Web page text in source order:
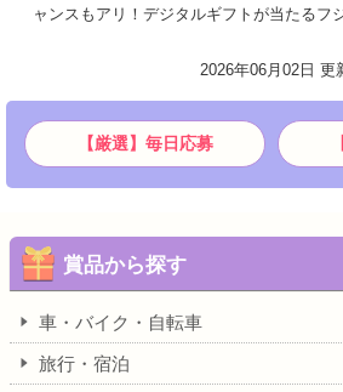
ャンスもアリ！デジタルギフトが当たるフ
2026年06月02日 更
【厳選】毎日応募
賞品から探す
車・バイク・自転車
旅行・宿泊